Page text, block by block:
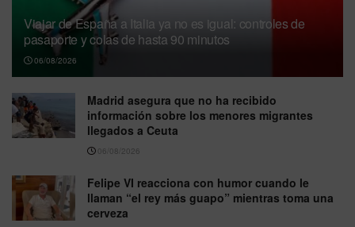
Viajar de España a Italia ya no es igual: controles de
pasaporte y colas de hasta 90 minutos
06/08/2026
Madrid asegura que no ha recibido
información sobre los menores migrantes
llegados a Ceuta
06/08/2026
Felipe VI reacciona con humor cuando le
llaman “el rey más guapo” mientras toma una
cerveza